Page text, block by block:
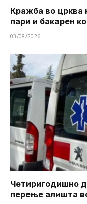
Кражба во црква
пари и бакарен
03/08/2026
Четиригодишно
перење алишта